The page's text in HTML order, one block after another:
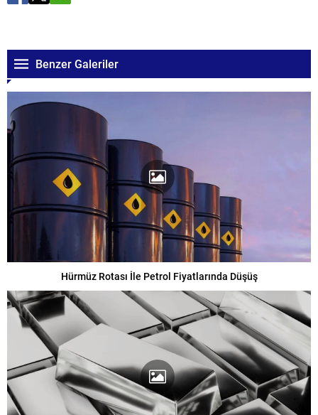
Benzer Galeriler
Hürmüz Rotası İle Petrol Fiyatlarında Düşüş